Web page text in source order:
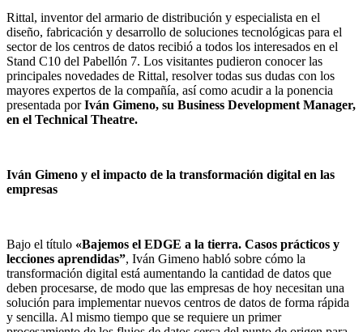
Rittal, inventor del armario de distribución y especialista en el
diseño, fabricación y desarrollo de soluciones tecnológicas para el
sector de los centros de datos recibió a todos los interesados en el
Stand C10 del Pabellón 7. Los visitantes pudieron conocer las
principales novedades de Rittal, resolver todas sus dudas con los
mayores expertos de la compañía, así como acudir a la ponencia
presentada porIván Gimeno, su Business Development Manager,
en el Technical Theatre.
Iván Gimeno y el impacto de la transformación digital en las
empresas
Bajo el título «Bajemos el EDGE a la tierra. Casos prácticos y
lecciones aprendidas”, Iván Gimeno habló sobre cómo la
transformación digital está aumentando la cantidad de datos que
deben procesarse, de modo que las empresas de hoy necesitan una
solución para implementar nuevos centros de datos de forma rápida
y sencilla. Al mismo tiempo que se requiere un primer